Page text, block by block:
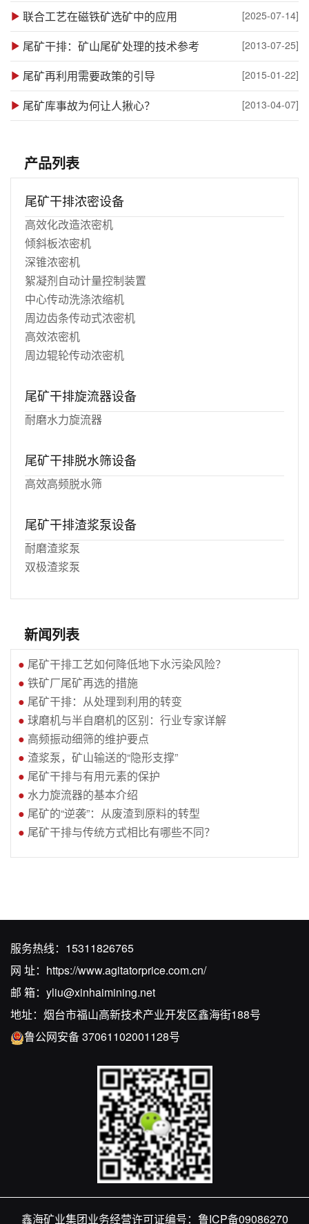
联合工艺在磁铁矿选矿中的应用 [2025-07-14]
尾矿干排：矿山尾矿处理的技术参考 [2013-07-25]
尾矿再利用需要政策的引导 [2015-01-22]
尾矿库事故为何让人揪心？ [2013-04-07]
产品列表
尾矿干排浓密设备
高效化改造浓密机
倾斜板浓密机
深锥浓密机
絮凝剂自动计量控制装置
中心传动洗涤浓缩机
周边齿条传动式浓密机
高效浓密机
周边辊轮传动浓密机
尾矿干排旋流器设备
耐磨水力旋流器
尾矿干排脱水筛设备
高效高频脱水筛
尾矿干排渣浆泵设备
耐磨渣浆泵
双极渣浆泵
新闻列表
● 尾矿干排工艺如何降低地下水污染风险？
● 铁矿厂尾矿再选的措施
● 尾矿干排：从处理到利用的转变
● 球磨机与半自磨机的区别：行业专家详解
● 高频振动细筛的维护要点
● 渣浆泵，矿山输送的“隐形支撑”
● 尾矿干排与有用元素的保护
● 水力旋流器的基本介绍
● 尾矿的“逆袭”：从废渣到原料的转型
● 尾矿干排与传统方式相比有哪些不同？
服务热线： 15311826765
网 址： https://www.agitatorprice.com.cn/
邮 箱： yliu@xinhaimining.net
地址：烟台市福山高新技术产业开发区鑫海街188号
鲁公网安备 37061102001128号
鑫海矿业集团业务经营许可证编号： 鲁ICP备09086270